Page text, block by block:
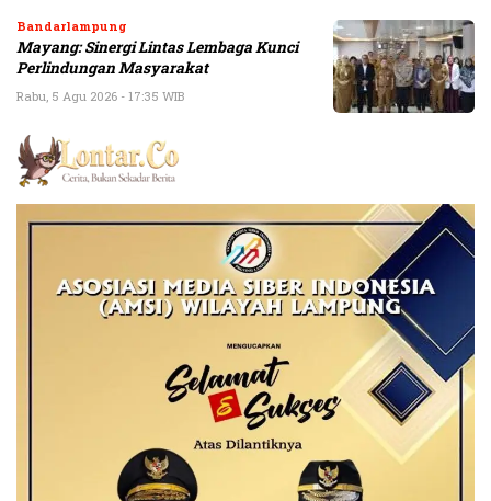
Bandarlampung
Mayang: Sinergi Lintas Lembaga Kunci
Perlindungan Masyarakat
Rabu, 5 Agu 2026 - 17:35 WIB